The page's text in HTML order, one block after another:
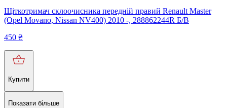
Щіткотримач склоочисника передній правий Renault Master
(Opel Movano, Nissan NV400) 2010 -, 288862244R Б/В
450 ₴
Купити
Показати більше